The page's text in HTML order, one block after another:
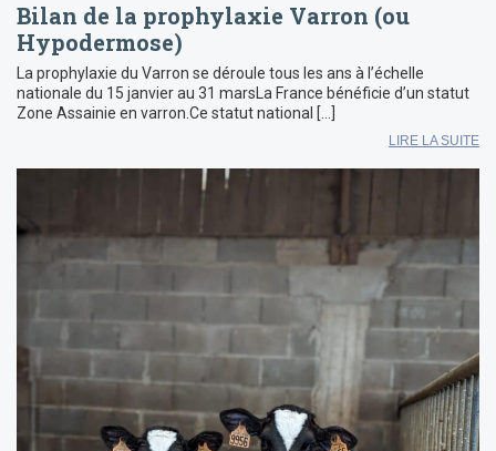
Bilan de la prophylaxie Varron (ou
Hypodermose)
La prophylaxie du Varron se déroule tous les ans à l’échelle
nationale du 15 janvier au 31 marsLa France bénéficie d’un statut
Zone Assainie en varron.Ce statut national […]
LIRE LA SUITE